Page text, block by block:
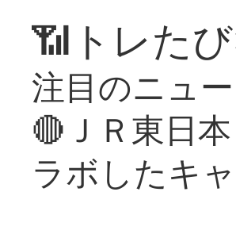
📶トレた
注目のニュ
🔴ＪＲ東日
ラボしたキ